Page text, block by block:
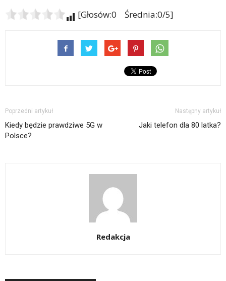
[Głosów:0 Średnia:0/5]
Poprzedni artykuł
Kiedy będzie prawdziwe 5G w
Polsce?
Następny artykuł
Jaki telefon dla 80 latka?
Redakcja